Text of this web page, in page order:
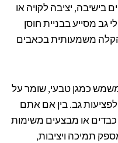
בישיבה, יציבה לקויה או
גב מסייע בבניית חוסן
משמעותית בכאבים
משמש כמגן טבעי, שומר על
גב. בין אם אתם
או מבצעים משימות
תמיכה ויציבות,